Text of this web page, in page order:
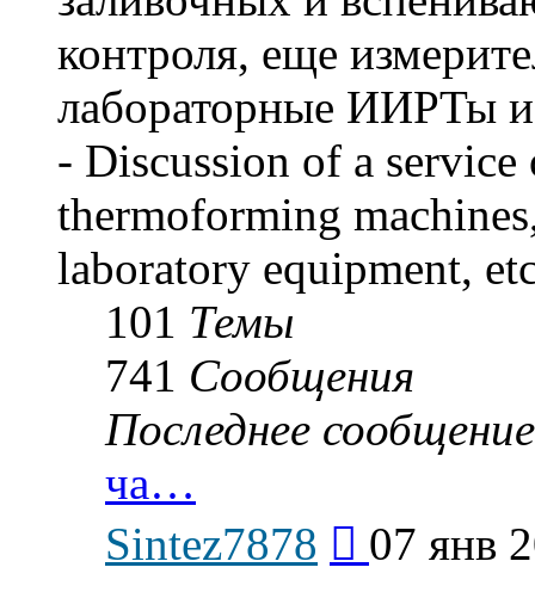
контроля, еще
лабораторные ИИРТы
- Discussion of a
thermoforming
laboratory equipment,
101 Темы
741 Сообщения
Последнее сообщение
ча…
Sintez7878
последнему
07 янв